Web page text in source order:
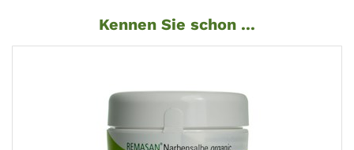
Kennen Sie schon ...